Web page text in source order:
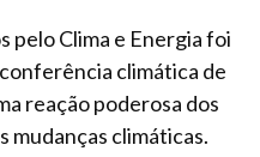
pelo Clima e Energia foi
climática de
reação poderosa dos
mudanças climáticas.